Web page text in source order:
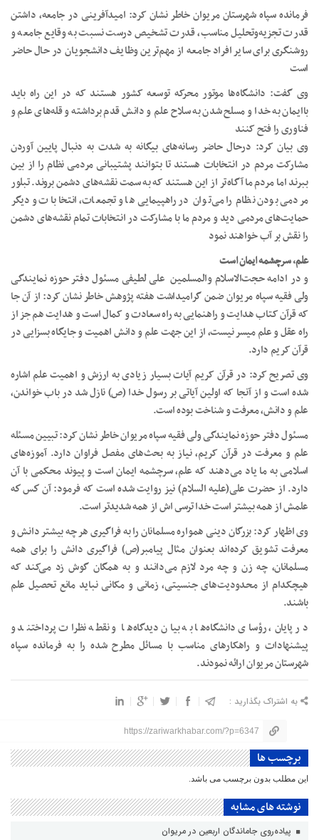
فرمانده سپاه شهرستان مریوان خاطر نشان کرد: امیدآفرینی در جامعه، داشتن
قدرت تجزیه‌وتحلیل مناسب، قدرت تشخیص درست نسبت به وقایع جامعه و
روشنگری برای سایر افراد جامعه از مهم‌ترین وظایف دانشجویان در حال حاضر
است
وی گفت: دانشگاه‌ها موتور محرکه توسعه کشور هستند که در این راه باید
باایمان به خدا و مسلح شدن به سلاح علم و دانش قدم برداشته و قله‌های علم و
فناوری را فتح کنند
وی بیان کرد: درحال حاضر رسانه‌های بیگانه به شدت به دنبال پایین آوردن
مشارکت مردم در انتخابات هستند تا بتوانند پشتیبانی مردمی نظام را از بین
ببرند اما مردم ما آگاه‌تر از این هستند که به سمت نقشه‌های دشمن بروند. تبلور
مردمی بودن نظام را می‌توان در راهپیمایی‌ها و تجمعات، انتخابات و دیگر
حمایت‌های مردمی دید و مردم ما با مشارکت در انتخابات تمام نقشه‌های دشمن
را نقش بر آب خواهند نمود
علم، سرچشمه ایمان است
و در ادامه حجت‌الاسلام والمسلمین علی لطیفی مسئول دفتر حوزه نمایندگی
ولی فقیه سپاه مریوان ضمن گرامیداشت هفته پژوهش خاطر نشان کرد: از آن جا
که قرآن کتاب هدایت و راهنمایی به راه سعادت و کمال است و هدایت هم جز از
راه عقل و علم میسر نیست، از این جهت علم و دانش اهمیت و جایگاه بسزایی در
قرآن کریم دارد.
وی تصریح کرد: در قرآن کریم آیات بسیار زیادی به ارزش و اهمیت علم اشاره
شده است و از آنجا که اولین آیاتی بر رسول خدا (ص) نازل شد در باب خواندن،
علم و دانش، معرفت و شناخت بوده است.
مسئول دفتر حوزه نمایندگی ولی فقیه سپاه مریوان خاطر نشان کرد: تبیین مسئله
علم و معرفت در قرآن کریم، نیاز به بحث‌های مفصل فراوان دارد. آموزه‌های
اسلامی به ما یاد می‌دهند که علم، سرچشمه ایمان است و پیوند محکمی با آن
دارد. از حضرت علی(علیه السلام) نیز روایت شده است که فرمود: آن كس كه
علمش از همه بيشتر است خدا ترسى اش از همه شديدتر است.
وی اظهار کرد: بزرگان دینی همواره مسلمانان را به فراگیری هر چه بیشتر دانش و
معرفت تشویق کرده‌اند بعنوان مثال پیامبر(ص) فراگیری دانش را برای همه
مسلمانان، چه زن و چه مرد لازم می‌دانند و به همگان گوش زد می‌کند که
هیچکدام از محدودیت‌های جنسیتی، زمانی و مکانی نباید مانع تحصیل علم
باشند.
در پایان، رؤسای دانشگاه‌ها به بیان دیدگاه‌ها و نقطه نظرات پرداختند و
پیشنهادات و راهکارهای مناسب با مسائل مطرح شده را به فرمانده سپاه
شهرستان مریوان ارائه نمودند.
به اشتراک بگذارید :
https://zariwarkhabar.com/?p=6347
برچسب ها
این مطلب بدون برچسب می باشد.
نوشته های مشابه
پیاده‌روی جاماندگان اربعین در مریوان